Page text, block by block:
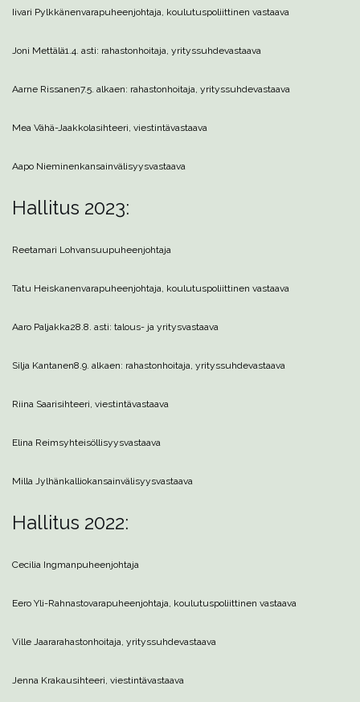
Iivari Pylkkänenvarapuheenjohtaja, koulutuspoliittinen vastaava
Joni Mettälä1.4. asti: rahastonhoitaja, yrityssuhdevastaava
Aarne Rissanen7.5. alkaen: rahastonhoitaja, yrityssuhdevastaava
Mea Vähä-Jaakkolasihteeri, viestintävastaava
Aapo Nieminenkansainvälisyysvastaava
Hallitus 2023:
Reetamari Lohvansuupuheenjohtaja
Tatu Heiskanenvarapuheenjohtaja, koulutuspoliittinen vastaava
Aaro Paljakka28.8. asti: talous- ja yritysvastaava
Silja Kantanen8.9. alkaen: rahastonhoitaja, yrityssuhdevastaava
Riina Saarisihteeri, viestintävastaava
Elina Reimsyhteisöllisyysvastaava
Milla Jylhänkalliokansainvälisyysvastaava
Hallitus 2022:
Cecilia Ingmanpuheenjohtaja
Eero Yli-Rahnastovarapuheenjohtaja, koulutuspoliittinen vastaava
Ville Jaararahastonhoitaja, yrityssuhdevastaava
Jenna Krakausihteeri, viestintävastaava